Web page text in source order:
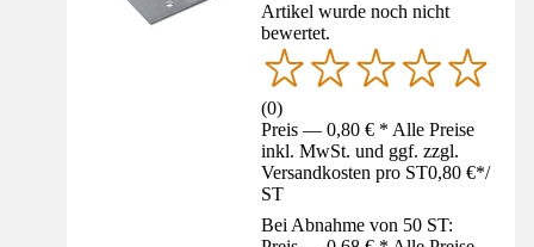
Artikel wurde noch nicht
bewertet.
(0)
Preis — 0,80 € * Alle Preise
inkl. MwSt. und ggf. zzgl.
Versandkosten pro ST0,80 €*/
ST
Bei Abnahme von 50 ST: